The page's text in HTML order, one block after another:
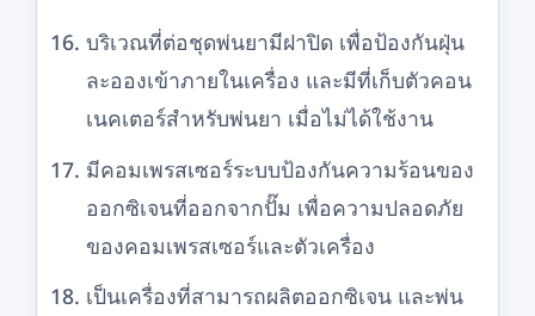
บริเวณที่ต่อชุดพ่นยามีฝาปิด เพื่อป้องกันฝุ่น
ละอองเข้าภายในเครื่อง และมีที่เก็บตัวคอน
เนคเตอร์สำหรับพ่นยา เมื่อไม่ได้ใช้งาน
มีคอมเพรสเซอร์ระบบป้องกันความร้อนของ
ออกซิเจนที่ออกจากปั๊ม เพื่อความปลอดภัย
ของคอมเพรสเซอร์และตัวเครื่อง
เป็นเครื่องที่สามารถผลิตออกซิเจน และพ่น